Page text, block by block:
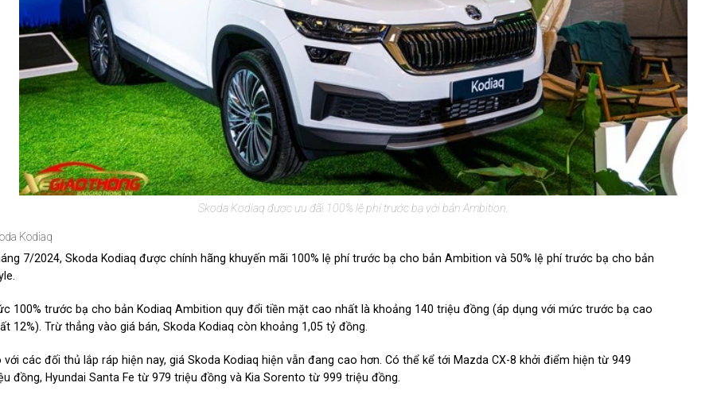
Skoda Kodiaq được ưu đãi 100% lệ phí trước bạ với bản Ambition.
Kodiaq
7/2024, Skoda Kodiaq được chính hãng khuyến mãi 100% lệ phí trước bạ cho bản Ambition và 50% lệ phí trước bạ cho bản
100% trước bạ cho bản Kodiaq Ambition quy đổi tiền mặt cao nhất là khoảng 140 triệu đồng (áp dụng với mức trước bạ cao
12%). Trừ thẳng vào giá bán, Skoda Kodiaq còn khoảng 1,05 tỷ đồng.
với các đối thủ lắp ráp hiện nay, giá Skoda Kodiaq hiện vẫn đang cao hơn. Có thể kể tới Mazda CX-8 khởi điểm hiện từ 949
đồng, Hyundai Santa Fe từ 979 triệu đồng và Kia Sorento từ 999 triệu đồng.